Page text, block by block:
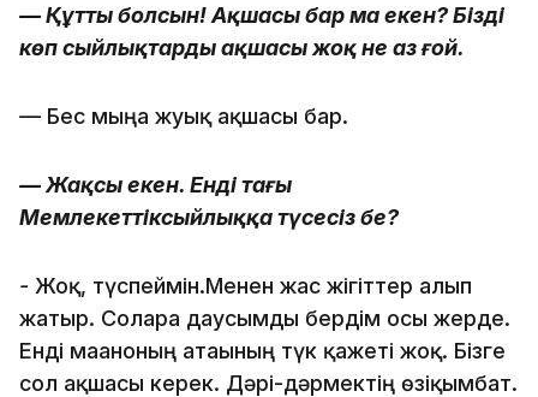
— Құтты болсын! Ақшасы бар ма екен? Біздің
көп сыйлықтардың ақшасы жоқ не аз ғой.
— Бес мыңға жуық ақшасы бар.
— Жақсы екен. Енді тағы
Мемлекеттіксыйлыққа түсесіз бе?
- Жоқ, түспеймін.Менен жас жігіттер алып
жатыр. Соларға даусымды бердім осы жерде.
Енді мағаноның атағының түк қажеті жоқ. Бізге
сол ақшасы керек. Дәрі-дәрмектің өзіқымбат.